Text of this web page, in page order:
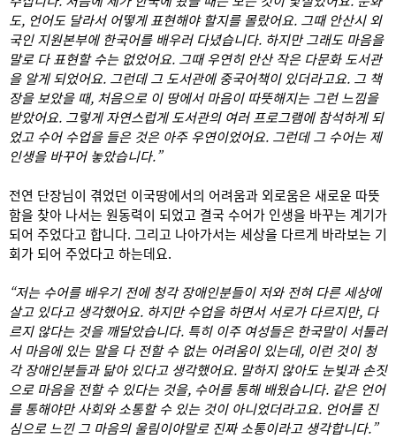
도, 언어도 달라서 어떻게 표현해야 할지를 몰랐어요. 그때 안산시 외
국인 지원본부에 한국어를 배우러 다녔습니다. 하지만 그래도 마음을
말로 다 표현할 수는 없었어요. 그때 우연히 안산 작은 다문화 도서관
을 알게 되었어요. 그런데 그 도서관에 중국어책이 있더라고요. 그 책
장을 보았을 때, 처음으로 이 땅에서 마음이 따뜻해지는 그런 느낌을
받았어요. 그렇게 자연스럽게 도서관의 여러 프로그램에 참석하게 되
었고 수어 수업을 들은 것은 아주 우연이었어요. 그런데 그 수어는 제
인생을 바꾸어 놓았습니다.”
전연 단장님이 겪었던 이국땅에서의 어려움과 외로움은 새로운 따뜻
함을 찾아 나서는 원동력이 되었고 결국 수어가 인생을 바꾸는 계기가
되어 주었다고 합니다. 그리고 나아가서는 세상을 다르게 바라보는 기
회가 되어 주었다고 하는데요.
“저는 수어를 배우기 전에 청각 장애인분들이 저와 전혀 다른 세상에
살고 있다고 생각했어요. 하지만 수업을 하면서 서로가 다르지만, 다
르지 않다는 것을 깨달았습니다. 특히 이주 여성들은 한국말이 서툴러
서 마음에 있는 말을 다 전할 수 없는 어려움이 있는데, 이런 것이 청
각 장애인분들과 닮아 있다고 생각했어요. 말하지 않아도 눈빛과 손짓
으로 마음을 전할 수 있다는 것을, 수어를 통해 배웠습니다. 같은 언어
를 통해야만 사회와 소통할 수 있는 것이 아니었더라고요. 언어를 진
심으로 느낀 그 마음의 울림이야말로 진짜 소통이라고 생각합니다.”